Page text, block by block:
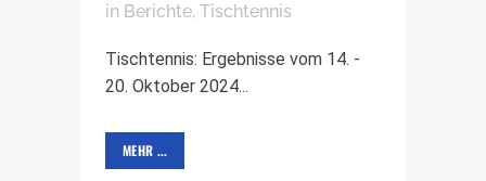
in Berichte, Tischtennis
Tischtennis: Ergebnisse vom 14. -
20. Oktober 2024...
MEHR ...